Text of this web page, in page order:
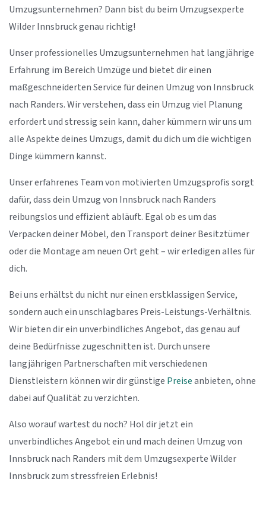
Umzugsunternehmen? Dann bist du beim Umzugsexperte
Wilder Innsbruck genau richtig!
Unser professionelles Umzugsunternehmen hat langjährige
Erfahrung im Bereich Umzüge und bietet dir einen
maßgeschneiderten Service für deinen Umzug von Innsbruck
nach Randers. Wir verstehen, dass ein Umzug viel Planung
erfordert und stressig sein kann, daher kümmern wir uns um
alle Aspekte deines Umzugs, damit du dich um die wichtigen
Dinge kümmern kannst.
Unser erfahrenes Team von motivierten Umzugsprofis sorgt
dafür, dass dein Umzug von Innsbruck nach Randers
reibungslos und effizient abläuft. Egal ob es um das
Verpacken deiner Möbel, den Transport deiner Besitztümer
oder die Montage am neuen Ort geht – wir erledigen alles für
dich.
Bei uns erhältst du nicht nur einen erstklassigen Service,
sondern auch ein unschlagbares Preis-Leistungs-Verhältnis.
Wir bieten dir ein unverbindliches Angebot, das genau auf
deine Bedürfnisse zugeschnitten ist. Durch unsere
langjährigen Partnerschaften mit verschiedenen
Dienstleistern können wir dir günstige Preiseanbieten, ohne
dabei auf Qualität zu verzichten.
Also worauf wartest du noch? Hol dir jetzt ein
unverbindliches Angebot ein und mach deinen Umzug von
Innsbruck nach Randers mit dem Umzugsexperte Wilder
Innsbruck zum stressfreien Erlebnis!